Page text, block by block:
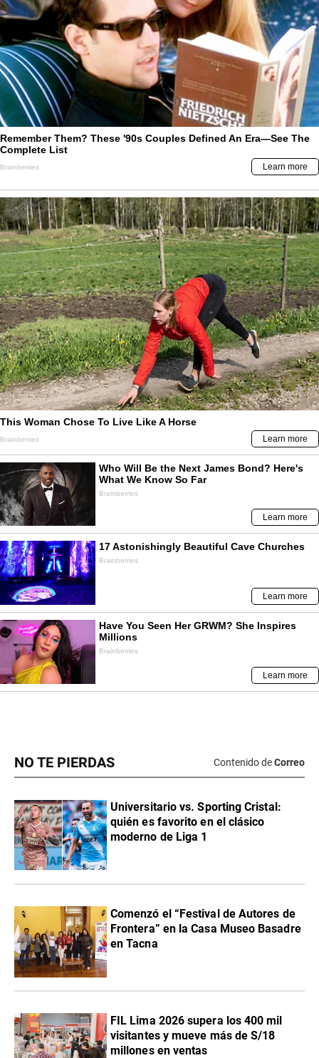
NO TE PIERDAS Contenido deCorreo
Universitario vs. Sporting Cristal:
quién es favorito en el clásico
moderno de Liga 1
Comenzó el “Festival de Autores de
Frontera” en la Casa Museo Basadre
en Tacna
FIL Lima 2026 supera los 400 mil
visitantes y mueve más de S/18
millones en ventas